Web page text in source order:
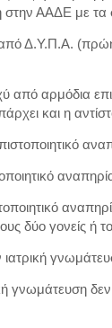
ΑΑΔΕ με τα
Δ.Υ.Π.Α.
από αρμόδια
και η
δύο γονείς ή
γνωμάτευση